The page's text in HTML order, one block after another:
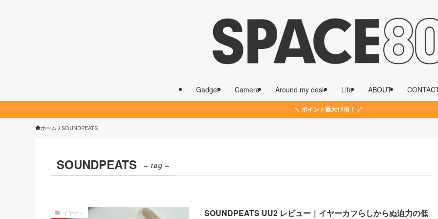
Gadget Camera Around my desk Life ABOUT
＼ ポイント最大11倍！ ／
ホーム SOUNDPEATS
SOUNDPEATS – tag –
イヤホン SOUNDPEATS UU2 レビュー｜イヤーカフらしからぬ迫力の低